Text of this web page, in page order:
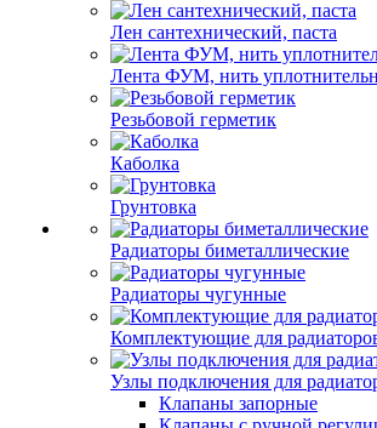
Лен сантехнический, паста
Лента ФУМ, нить
Резьбовой герметик
Каболка
Грунтовка
Радиаторы биметаллические
Радиаторы чугунные
Комплектующие для
Узлы подключения для
Клапаны запорные